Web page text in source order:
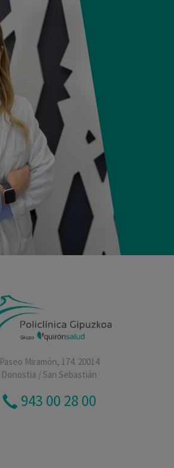
Paseo Miramón, 174. 20014
Donostia / San Sebastián
943 00 28 00